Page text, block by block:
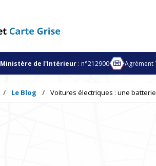
Ministère de l'Intérieur : n°212900 Agrément
Le Blog Voitures électriques : une